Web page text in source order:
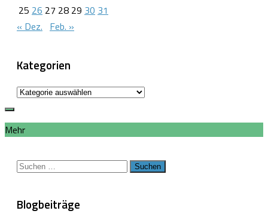
25 26 27 28 29 30 31
« Dez. Feb. »
Kategorien
Kategorien
Mehr
Suchen
Blogbeiträge